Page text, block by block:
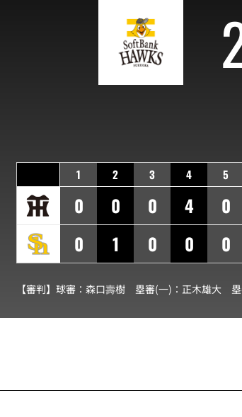
1 2 3 4 5
0 0 0 4 0
0
1 0 0 0
【審判】球審： 森口壽樹 塁審(一)： 正木雄大 塁